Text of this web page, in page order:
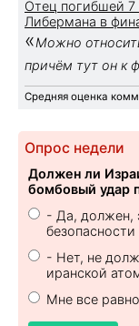
Отец погибшей 7
Либермана в
«Можно
причём тут он к
Средняя оценка
Опрос недели
Должен ли
бомбовый удар
- Да, должен,
- Нет, не
иранской
Мне все равно